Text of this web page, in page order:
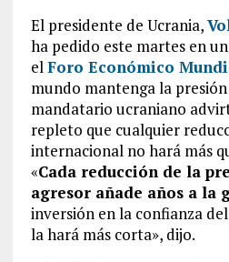
El presidente de Ucrania,
ha pedido este martes en
elForo Económico
mundo mantenga la presión
mandatario ucraniano
repleto que cualquier
internacional no hará más
«Cada reducción de la
agresor añade años a la
inversión en la confianza
la hará más corta», dijo.